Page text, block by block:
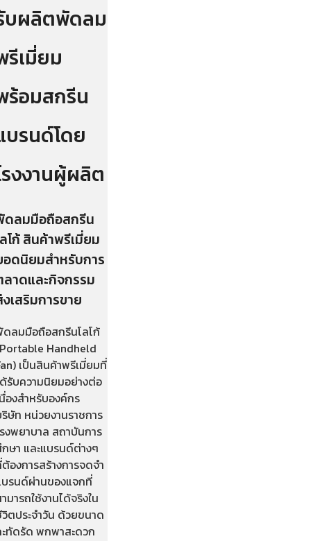
บผลิตพัดลม
รีเมี่ยม
ร้อมสกรีน
บรนด์โดย
รงงานผู้ผลิต
ลมมือถือสกรีน
โก้ สินค้าพรีเมี่ยม
ดนิยมสำหรับการ
าดและกิจกรรม
เสริมการขาย
ลมมือถือสกรีนโลโก้
Handheld
เป็นสินค้าพรีเมี่ยมที่
รับความนิยมอย่างต่อ
องสำหรับองค์กร
ษัท หน่วยงานราชการ
งพยาบาล สถาบันการ
ษา และแบรนด์ต่างๆ
องการสร้างการจดจำ
รนด์ผ่านของแจกที่
มารถใช้งานได้จริงใน
ตประจำวัน ด้วยขนาด
ทัดรัด พกพาสะดวก